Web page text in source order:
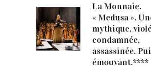
La Monnaie.
« Medusa ».
mythique,
condamnée,
assassinée.
émouvant.****